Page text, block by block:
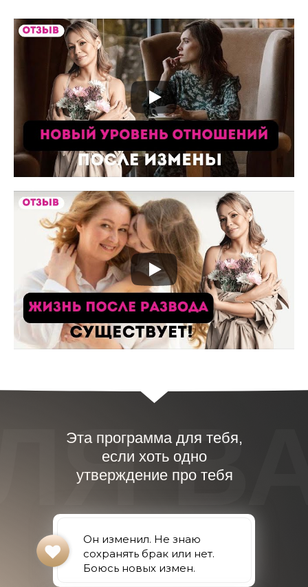
Эта программа для тебя,
если хоть одно
утверждение про тебя
Он изменил. Не знаю
сохранять брак или нет.
Боюсь новых измен.